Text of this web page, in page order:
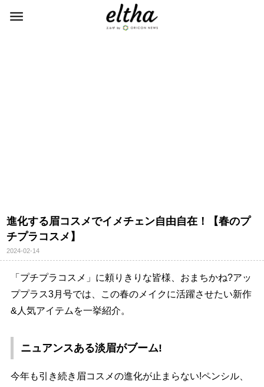
進化する眉コスメでイメチェン自由自在！【春のプ
チプラコスメ】
2024-02-14
「プチプラコスメ」に頼りきりな皆様、おまちかね?アッ
ププラス3月号では、この春のメイクに活躍させたい新作
&人気アイテムを一挙紹介。
ニュアンスある淡眉がブーム!
今年も引き続き眉コスメの進化が止まらない!ペンシル、